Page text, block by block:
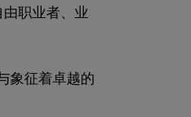
职业者、业
象征着卓越的